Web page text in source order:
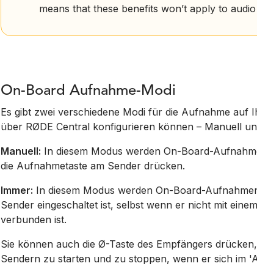
means that these benefits won’t apply to
On-Board Aufnahme-Modi
Es gibt zwei verschiedene Modi für die Aufnahme auf
über RØDE Central konfigurieren können – Manuell
Manuell: In diesem Modus werden On-Board-
die Aufnahmetaste am Sender drücken.
Immer: In diesem Modus werden On-Board-
Sender eingeschaltet ist, selbst wenn er nicht mit
verbunden ist.
Sie können auch die Ø-Taste des Empfängers
Sendern zu starten und zu stoppen, wenn er sich im